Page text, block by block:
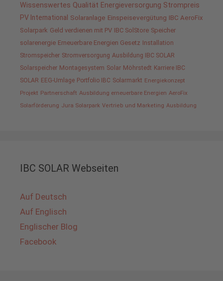
Wissenswertes Qualität Energieversorgung Strompreis
PV International Solaranlage Einspeisevergütung IBC AeroFix
Solarpark Geld verdienen mit PV IBC SolStore Speicher
solarenergie Erneuerbare Energien Gesetz Installation
Stromspeicher Stromversorgung Ausbildung IBC SOLAR
Solarspeicher Montagesystem Solar Möhrstedt Karriere IBC
SOLAR EEG-Umlage Portfolio IBC Solarmarkt Energiekonzept
Projekt Partnerschaft Ausbildung erneuerbare Energien AeroFix
Solarförderung Jura Solarpark Vertrieb und Marketing Ausbildung
IBC SOLAR Webseiten
Auf Deutsch
Auf Englisch
Englischer Blog
Facebook